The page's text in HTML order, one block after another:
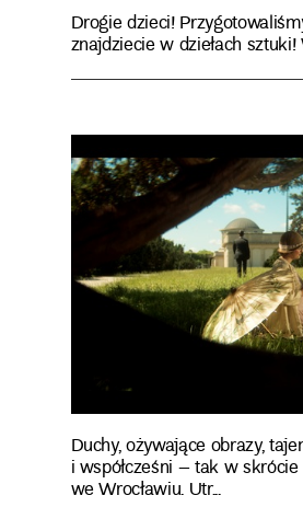
Drogie dzieci!
znajdziecie w dziełach
Duchy, ożywające obrazy,
i współcześni – tak w
we Wrocławiu. Utr...